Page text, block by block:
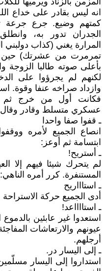
انه ليس بقادر على خداع
كمتهم وضيع. جرع جرعة
الجدران تدور به،
المرارة يغني (كذاب
تمرمرت من عشرتك) حين
بأعلى صوته طالبا الزوجة
لكنهم لم يجرؤوا على
وازداد صراخه عنفا وقوة.
فكانت أول من خرج ثم
عسكري متسلط وقادر
ـ قفوا صفا واحدا
انصاع الجميع لأمره
ابتسامة ثم أوعز:
ـ أستريح!
لم يتحرك شيئا فيهم إلا
المستنفرة. كرر أمره الناهي:
ـ استاااريح
أدى الجميع حركة
ـ استااااعد!
استعدوا غير عابئين
عيونهم والارتعاشات
أرجلهم.
ـ إلى اليسار در.
استداروا إلى اليسار